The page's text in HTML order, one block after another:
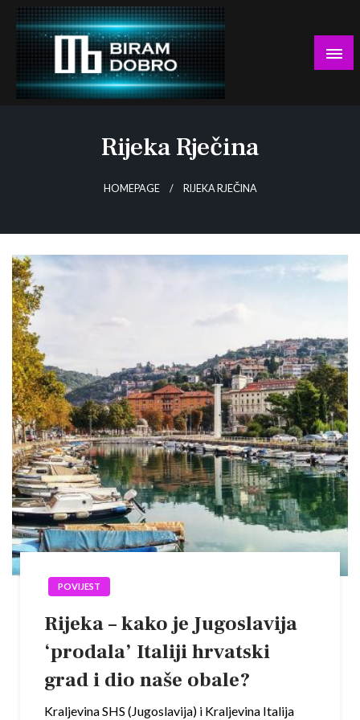
Skip
content
Rijeka Rječina
HOMEPAGE RIJEKA RJEČINA
POVIJEST
Rijeka – kako je Jugoslavija
‘prodala’ Italiji hrvatski
grad i dio naše obale?
Kraljevina SHS (Jugoslavija) i Kraljevina Italija